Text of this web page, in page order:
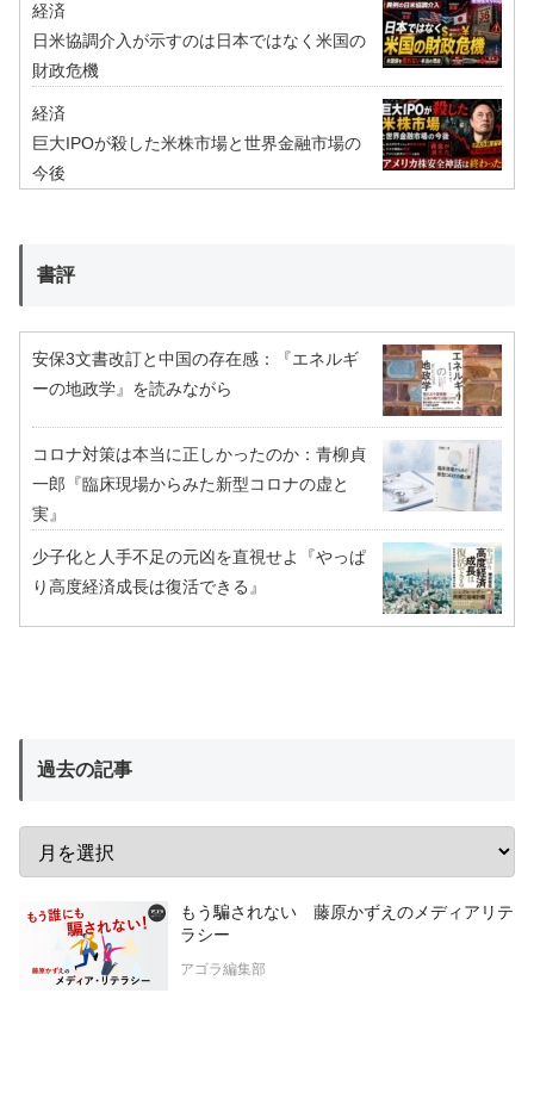
経済
日米協調介入が示すのは日本ではなく米国の
財政危機
経済
巨大IPOが殺した米株市場と世界金融市場の
今後
書評
安保3文書改訂と中国の存在感：『エネルギ
ーの地政学』を読みながら
コロナ対策は本当に正しかったのか：青柳貞
一郎『臨床現場からみた新型コロナの虚と
実』
少子化と人手不足の元凶を直視せよ『やっぱ
り高度経済成長は復活できる』
過去の記事
もう騙されない 藤原かずえのメディアリテ
ラシー
アゴラ編集部